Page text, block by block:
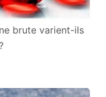
brute varient-ils